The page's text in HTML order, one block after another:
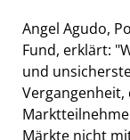
Angel Agudo,
Fund, erklärt:
und
Märkte nicht